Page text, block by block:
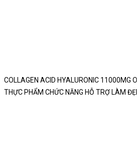
COLLAGEN ACID HYALURONIC 11000MG
THỰC PHẨM CHỨC NĂNG HỖ TRỢ LÀM